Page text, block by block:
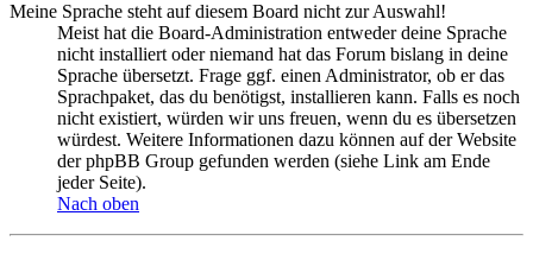
Meine Sprache steht auf diesem Board nicht zur Auswahl!
Meist hat die Board-Administration entweder deine Sprache
nicht installiert oder niemand hat das Forum bislang in deine
Sprache übersetzt. Frage ggf. einen Administrator, ob er das
Sprachpaket, das du benötigst, installieren kann. Falls es noch
nicht existiert, würden wir uns freuen, wenn du es übersetzen
würdest. Weitere Informationen dazu können auf der Website
der phpBB Group gefunden werden (siehe Link am Ende
jeder Seite).
Nach oben